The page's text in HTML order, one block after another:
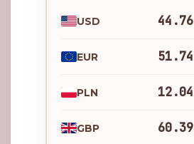
USD 44.76
EUR 51.74
PLN 12.04
GBP 60.39